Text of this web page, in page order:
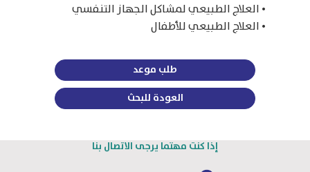
• العلاج الطبيعي لمشاكل الجهاز التنفسي
• العلاج الطبيعي للأطفال
طلب موعد
العودة للبحث
إذا كنت مهتما يرجى الاتصال بنا